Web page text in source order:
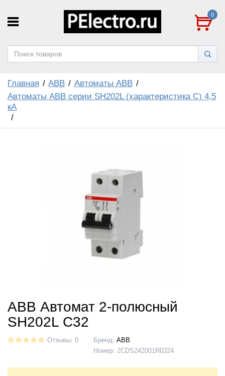
0
Главная ABB
Автоматы ABB
Автоматы ABB серии SH202L (характеристика C) 4,5
кА
ABB Автомат 2-полюсный
SH202L C32
Отзывы: 0 Бренд: ABB
Номер: 2CDS242001R0324